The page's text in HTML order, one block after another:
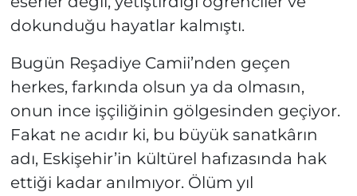
dokunduğu hayatlar kalmıştı.
Bugün Reşadiye Camii’nden geçen
herkes, farkında olsun ya da olmasın,
onun ince işçiliğinin gölgesinden geçiyor.
Fakat ne acıdır ki, bu büyük sanatkârın
adı, Eskişehir’in kültürel hafızasında hak
ettiği kadar anılmıyor. Ölüm yıl